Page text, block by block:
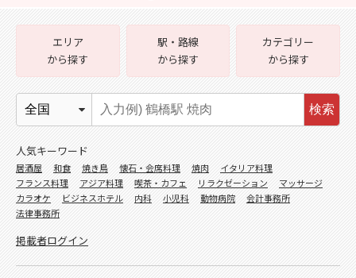
エリア
から探す
駅・路線
から探す
カテゴリー
から探す
検索
人気キーワード
居酒屋 和食 焼き鳥 懐石・会席料理 焼肉
イタリア料理
フランス料理
アジア料理 喫茶・カフェ リラクゼーション
マッサージ
カラオケ
ビジネスホテル 内科 小児科 動物病院
会計事務所
法律事務所
掲載者ログイン